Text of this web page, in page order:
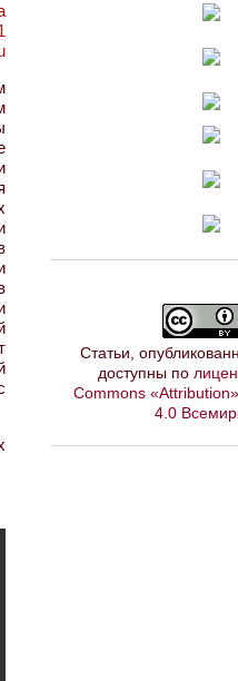
Статьи,
доступны по
Commons
4.0